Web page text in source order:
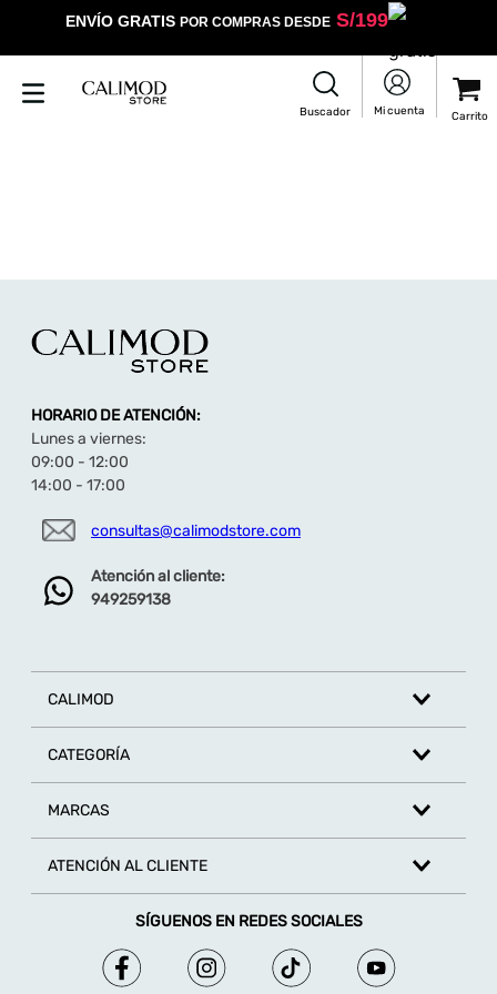
ENVÍO GRATIS POR COMPRAS DESDES/199
HORARIO DE ATENCIÓN:
Lunes a viernes:
09:00 - 12:00
14:00 - 17:00
consultas@calimodstore.com
Atención al cliente:
949259138
CALIMOD
CATEGORÍA
MARCAS
ATENCIÓN AL CLIENTE
SÍGUENOS EN REDES SOCIALES